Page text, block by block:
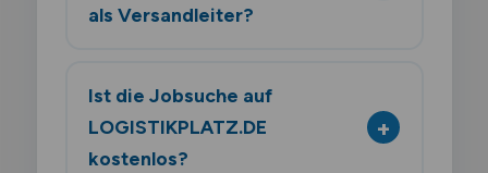
als Versandleiter?
Ist die Jobsuche auf
LOGISTIKPLATZ.DE
kostenlos?